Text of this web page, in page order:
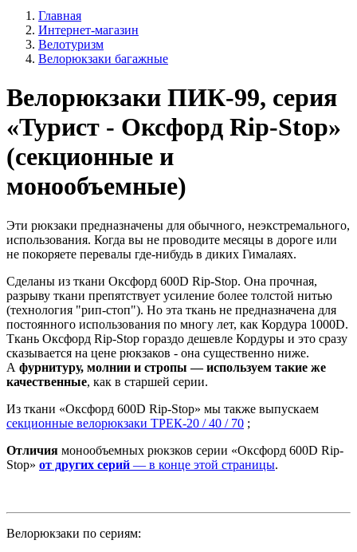
Главная
Интернет-магазин
Велотуризм
Велорюкзаки багажные
Велорюкзаки ПИК-99, серия
«Турист - Оксфорд Rip-Stop»
(секционные и
монообъемные)
Эти рюкзаки предназначены для обычного, неэкстремального,
использования. Когда вы не проводите месяцы в дороге или
не покоряете перевалы где-нибудь в диких Гималаях.
Сделаны из ткани Оксфорд 600D Rip-Stop. Она прочная,
разрыву ткани препятствует усиление более толстой нитью
(технология "рип-стоп"). Но эта ткань не предназначена для
постоянного использования по многу лет, как Кордура 1000D.
Ткань Оксфорд Rip-Stop гораздо дешевле Кордуры и это сразу
сказывается на цене рюкзаков - она существенно ниже.
А фурнитуру, молнии и стропы — используем такие же
качественные, как в старшей серии.
Из ткани «Оксфорд 600D Rip-Stop» мы также выпускаем
секционные велорюкзаки ТРЕК-20 / 40 / 70 ;
Отличия монообъемных рюкзков серии «Оксфорд 600D Rip-
Stop» от других серий — в конце этой страницы.
Велорюкзаки по сериям: